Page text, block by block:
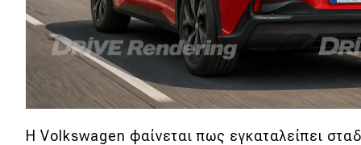
Νέα
Παρουσιάσεις
DRIVE Away
Η Volkswagen φαίνεται πως εγκαταλείπει